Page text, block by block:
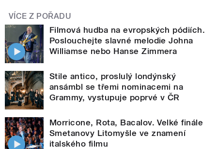
VÍCE Z POŘADU
Filmová hudba na evropských pódiích.
Poslouchejte slavné melodie Johna
Williamse nebo Hanse Zimmera
Stile antico, proslulý londýnský
ansámbl se třemi nominacemi na
Grammy, vystupuje poprvé v ČR
Morricone, Rota, Bacalov. Velké finále
Smetanovy Litomyšle ve znamení
italského filmu